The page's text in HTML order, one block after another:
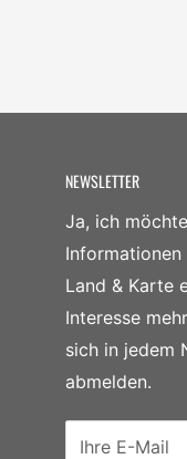
NEWSLETTER
Ja, ich
Land & Karte
Interesse
sich in jedem
abmelden.
Ihre E-Mail